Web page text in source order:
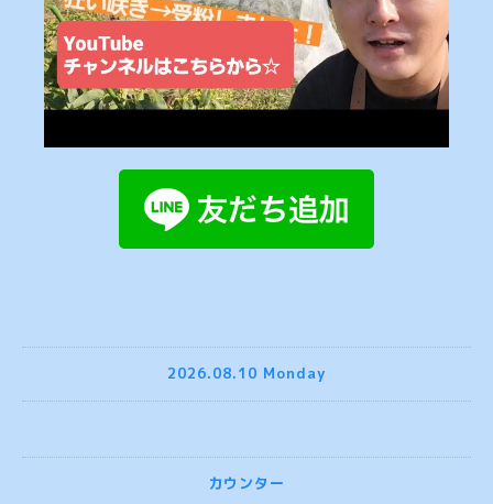
2026.08.10 Monday
カウンター